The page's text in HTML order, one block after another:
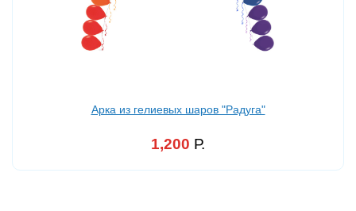
Арка из гелиевых шаров "Радуга"
1,200 Р.